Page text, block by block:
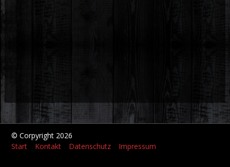
© Corpyright 2026
Start
Kontakt Datenschutz Impressum